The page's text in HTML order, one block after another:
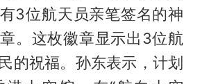
3位航天员亲笔签名的神
。这枚徽章显示出3位航
的祝福。孙东表示，计划